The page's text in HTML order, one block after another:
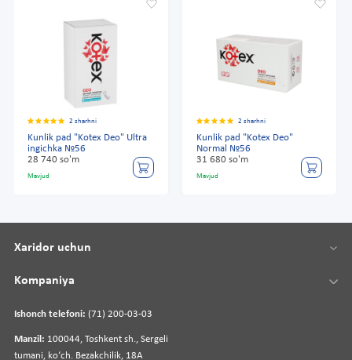
2 sharhni
Kunlik pad "Kotex Deo" Ultra
ingichka №56
28 740 so'm
Mavjud
2 sharhni
Kunlik pad "Kotex Deo"
Normal №56
31 680 so'm
Mavjud
Ishonch telefoni: (71) 200-03-03
Manzil: 100044, Toshkent sh., Sergeli
tumani, koʻch. Bezakchilik, 18A
Xaridor uchun
Kompaniya